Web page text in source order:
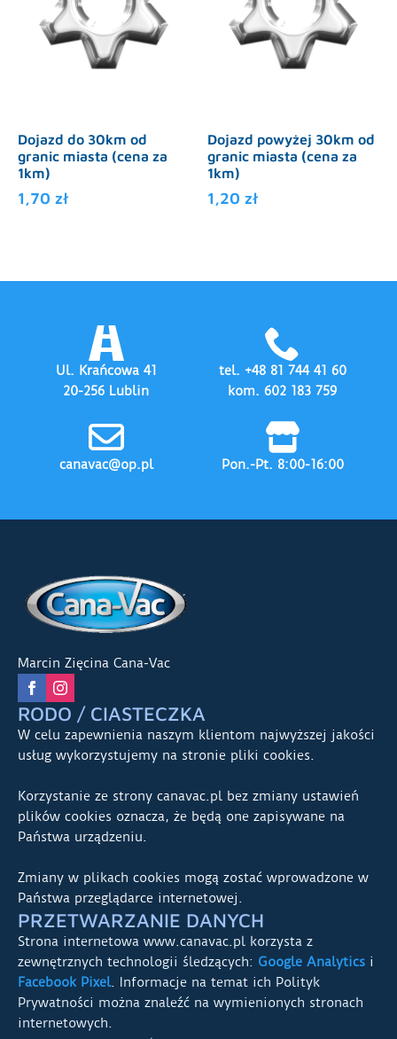
Dojazd do 30km od
granic miasta (cena za
1km)
1,70 zł
Dojazd powyżej 30km od
granic miasta (cena za
1km)
1,20 zł
Ul. Krańcowa 41
20-256 Lublin
tel. +48 81 744 41 60
kom. 602 183 759
canavac@op.pl Pon.-Pt. 8:00-16:00
Marcin Zięcina Cana-Vac
RODO / CIASTECZKA
W celu zapewnienia naszym klientom najwyższej jakości
usług wykorzystujemy na stronie pliki cookies.
Korzystanie ze strony canavac.pl bez zmiany ustawień
plików cookies oznacza, że będą one zapisywane na
Państwa urządzeniu.
Zmiany w plikach cookies mogą zostać wprowadzone w
Państwa przeglądarce internetowej.
PRZETWARZANIE DANYCH
Strona internetowa www.canavac.pl korzysta z
zewnętrznych technologii śledzących: Google Analytics i
Facebook Pixel. Informacje na temat ich Polityk
Prywatności można znaleźć na wymienionych stronach
internetowych.